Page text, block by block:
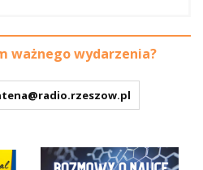
ważnego wydarzenia?